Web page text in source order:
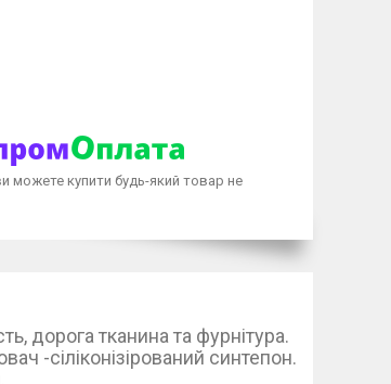
можете купити будь-який товар не
дорога тканина та фурнітура.
-сіліконізірований синтепон.